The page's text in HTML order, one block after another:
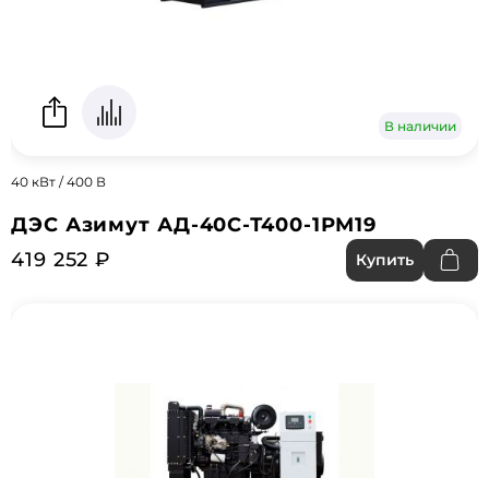
В наличии
40 кВт / 400 В
ДЭС Азимут АД-40С-Т400-1РМ19
419 252 ₽
Купить